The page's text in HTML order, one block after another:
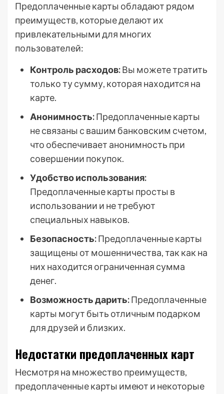
Предоплаченные карты обладают рядом
преимуществ, которые делают их
привлекательными для многих
пользователей:
Контроль расходов:Вы можете тратить
только ту сумму, которая находится на
карте.
Анонимность:Предоплаченные карты
не связаны с вашим банковским счетом,
что обеспечивает анонимность при
совершении покупок.
Удобство использования:
Предоплаченные карты просты в
использовании и не требуют
специальных навыков.
Безопасность:Предоплаченные карты
защищены от мошенничества, так как на
них находится ограниченная сумма
денег.
Возможность дарить:Предоплаченные
карты могут быть отличным подарком
для друзей и близких.
Недостатки предоплаченных карт
Несмотря на множество преимуществ,
предоплаченные карты имеют и некоторые